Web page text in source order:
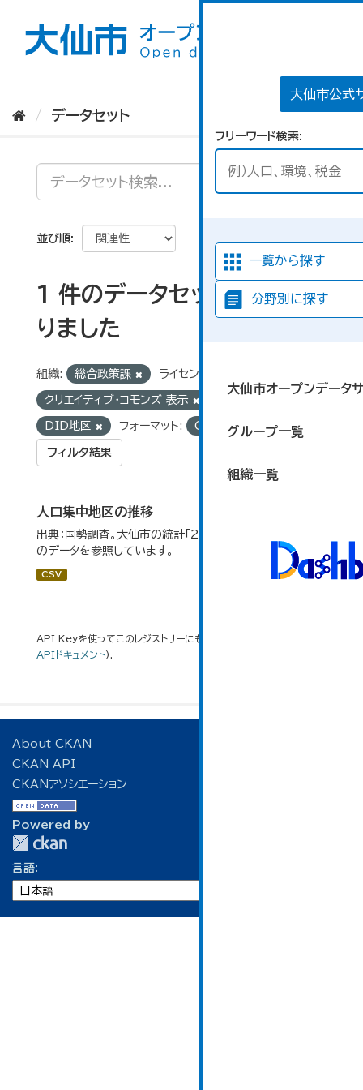
大仙市公式
フリーワード検索
一覧から探す
分野別に探す
大仙市オープンデータ
グループ一覧
組織一覧
データセット
並び順
1 件のデータセットが見つか
りました
組織: 総合政策課 ライセンス:
クリエイティブ・コモンズ 表示
DID地区 フォーマット: CSV
フィルタ結果
人口集中地区の推移
出典：国勢調査。大仙市の統計「2-3 人口集中地区の推移」
のデータを参照しています。
CSV
API Keyを使ってこのレジストリーにもアクセス可能です
APIドキュメント).
About CKAN
CKAN API
CKANアソシエーション
Powered by
言語